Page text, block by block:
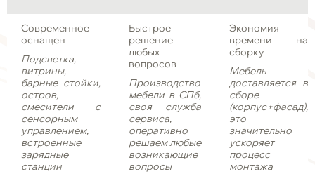
Современное
оснащен
Подсветка,
витрины,
барные стойки,
остров,
смесители с
сенсорным
управлением,
встроенные
зарядные
станции
Быстрое
решение
любых
вопросов
Производство
мебели в СПб,
своя служба
сервиса,
оперативно
решаем любые
возникающие
вопросы
Экономия
времени на
сборку
Мебель
доставляется в
сборе
(корпус+фасад),
это
значительно
ускоряет
процесс
монтажа